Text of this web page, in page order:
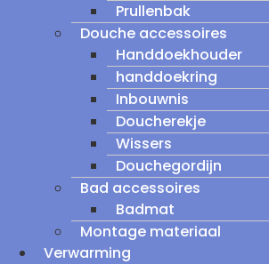
Prullenbak
Douche accessoires
Handdoekhouder
handdoekring
Inbouwnis
Doucherekje
Wissers
Douchegordijn
Bad accessoires
Badmat
Montage materiaal
Verwarming